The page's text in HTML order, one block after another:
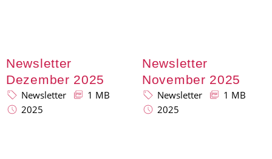
Newsletter
Dezember 2025
Newsletter
1 MB
2025
Newsletter
November 2025
Newsletter
1 MB
2025